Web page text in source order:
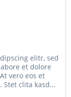
elitr, sed
et dolore
vero eos et
Stet clita kasd...